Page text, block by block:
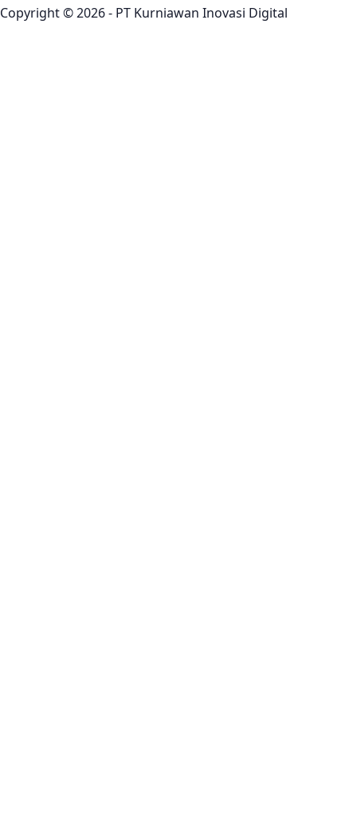
Copyright © 2026 - PT Kurniawan Inovasi Digital